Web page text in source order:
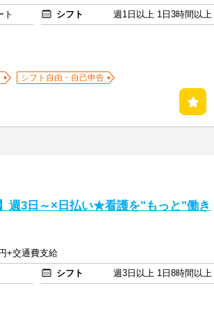
ト シフト
週1日以上 1日3時間以上
シフト自由・自己申告
週3日～×日払い★看護を"もっと"働き
+交通費支給
シフト
週3日以上 1日8時間以上